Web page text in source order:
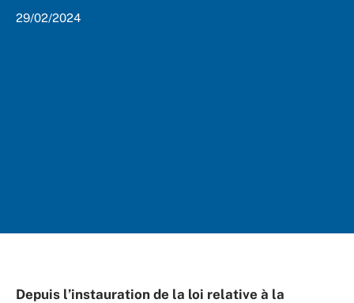
29/02/2024
Depuis l’instauration de la loi relative à la